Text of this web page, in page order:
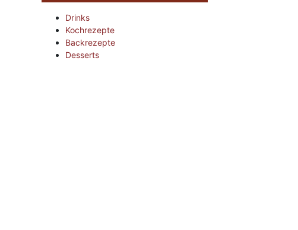
Drinks
Kochrezepte
Backrezepte
Desserts